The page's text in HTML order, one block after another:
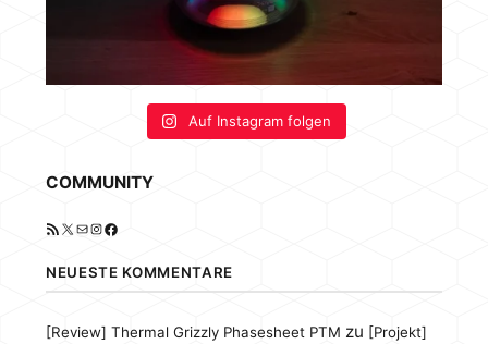
Auf Instagram folgen
COMMUNITY
RSS-Feed
X E-MailInstagram
Facebook
NEUESTE KOMMENTARE
[Review] Thermal Grizzly Phasesheet PTM zu [Projekt]